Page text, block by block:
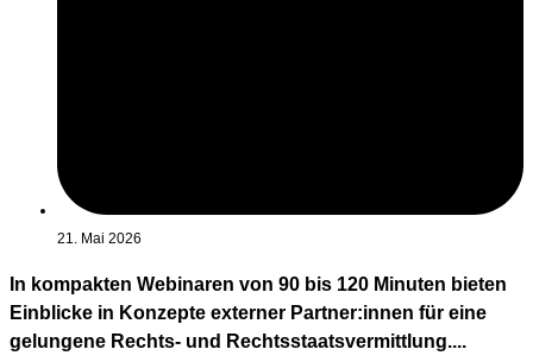
21. Mai 2026
In kompakten Webinaren von 90 bis 120 Minuten bieten
Einblicke in Konzepte externer Partner:innen für eine
gelungene Rechts- und Rechtsstaatsvermittlung....